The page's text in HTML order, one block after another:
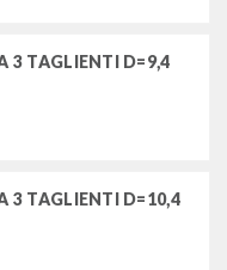
3 TAGLIENTI D=9,4
3 TAGLIENTI D=10,4